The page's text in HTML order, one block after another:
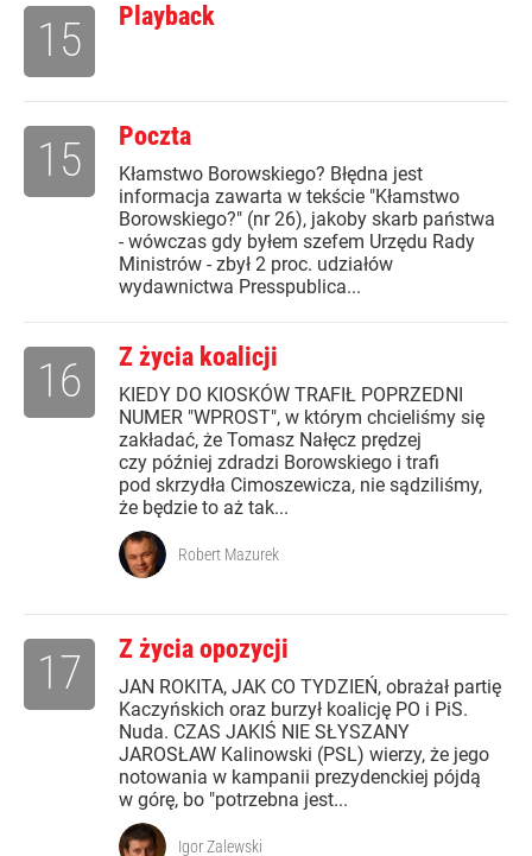
Playback
15
Poczta
Kłamstwo Borowskiego? Błędna jest
informacja zawarta w tekście "Kłamstwo
Borowskiego?" (nr 26), jakoby skarb państwa
- wówczas gdy byłem szefem Urzędu Rady
Ministrów - zbył 2 proc. udziałów
wydawnictwa Presspublica...
15
Z życia koalicji
KIEDY DO KIOSKÓW TRAFIŁ POPRZEDNI
NUMER "WPROST", w którym chcieliśmy się
zakładać, że Tomasz Nałęcz prędzej
czy później zdradzi Borowskiego i trafi
pod skrzydła Cimoszewicza, nie sądziliśmy,
że będzie to aż tak...
16
Robert Mazurek
Z życia opozycji
JAN ROKITA, JAK CO TYDZIEŃ, obrażał partię
Kaczyńskich oraz burzył koalicję PO i PiS.
Nuda. CZAS JAKIŚ NIE SŁYSZANY
JAROSŁAW Kalinowski (PSL) wierzy, że jego
notowania w kampanii prezydenckiej pójdą
w górę, bo "potrzebna jest...
17
Igor Zalewski